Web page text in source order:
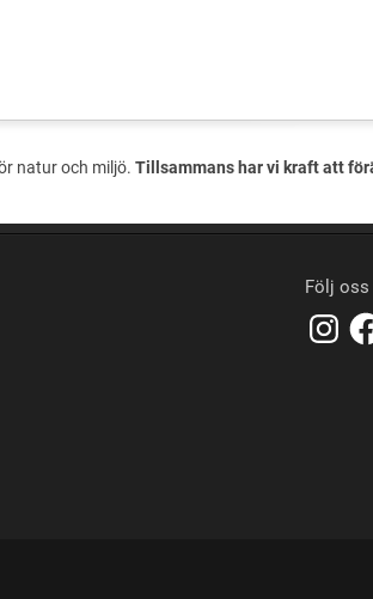
natur och miljö. Tillsammans har vi kraft att
Följ oss